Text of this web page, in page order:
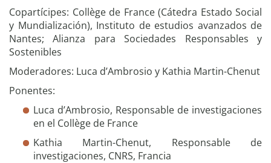
Copartícipes: Collège de France (Cátedra Estado Social
y Mundialización), Instituto de estudios avanzados de
Nantes; Alianza para Sociedades Responsables y
Sostenibles
Moderadores: Luca d’Ambrosio y Kathia Martin-Chenut
Ponentes:
Luca d’Ambrosio, Responsable de investigaciones
en el Collège de France
Kathia Martin-Chenut, Responsable de
investigaciones, CNRS, Francia